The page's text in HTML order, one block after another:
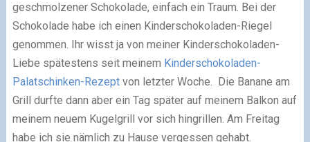
geschmolzener Schokolade, einfach ein Traum. Bei der
Schokolade habe ich einen Kinderschokoladen-Riegel
genommen. Ihr wisst ja von meiner Kinderschokoladen-
Liebe spätestens seit meinem Kinderschokoladen-
Palatschinken-Rezeptvon letzter Woche. Die Banane am
Grill durfte dann aber ein Tag später auf meinem Balkon auf
meinem neuem Kugelgrill vor sich hingrillen. Am Freitag
habe ich sie nämlich zu Hause vergessen gehabt.